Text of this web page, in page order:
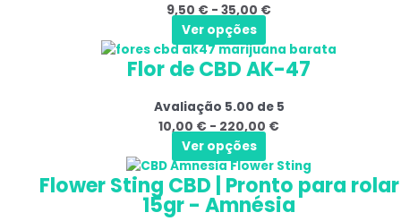
na
página
do
produto
9,50 € - 35,00 €
35,00 €
Ver opções
várias
variantes.
As
opções
ser
selecionadas
na
página
do
produto
Flor de CBD AK-47
Avaliação 5.00 de 5
10,00 € - 220,00 €
Gama
de
10,00 €
Ver opções
Este
produto
várias
variantes.
As
opções
podem
ser
Flower Sting CBD | Pronto para rolar
15gr - Amnésia